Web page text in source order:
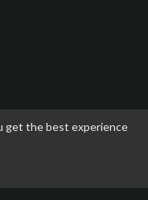
get the best experience